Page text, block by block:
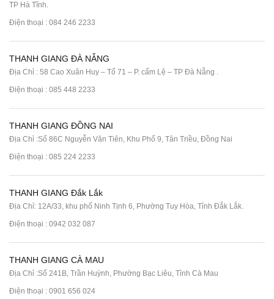
TP Hà Tĩnh.
Điện thoại : 084 246 2233
THANH GIANG ĐÀ NẴNG
Địa Chỉ : 58 Cao Xuân Huy – Tổ 71 – P. cẩm Lệ – TP Đà Nẵng .
Điện thoại : 085 448 2233
THANH GIANG ĐỒNG NAI
Địa Chỉ :Số 86C Nguyễn Văn Tiên, Khu Phố 9, Tân Triều, Đồng Nai
Điện thoại : 085 224 2233
THANH GIANG Đắk Lắk
Địa Chỉ: 12A/33, khu phố Ninh Tịnh 6, Phường Tuy Hòa, Tỉnh Đắk Lắk.
Điện thoại : 0942 032 087
THANH GIANG CÀ MAU
Địa Chỉ :Số 241B, Trần Huỳnh, Phường Bạc Liêu, Tỉnh Cà Mau
Điện thoại : 0901 656 024